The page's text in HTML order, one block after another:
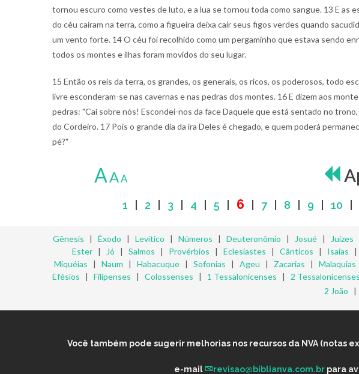
tornou escuro como vestes de luto, e a lua se tornou toda como sangue. 13 E as
do céu caíram na terra, como a figueira deixa cair seus figos verdes quando
um vento forte. 14 O céu foi recolhido como um pergaminho que estava sendo
todos os montes e ilhas foram movidos do seu lugar.
15 Então os reis da terra, os grandes, os generais, os ricos, os poderosos, todo
livre esconderam-se nas cavernas e nas pedras dos montes. 16 E dizem aos
pedras: "Caí sobre nós! Escondei-nos da face Daquele que está sentado no trono,
do Cordeiro. 17 Pois o grande dia da ira Deles é chegado, e quem poderá
pé?"
AAA
1 2 3 4 5 6 7| 8 9 10
Gênesis | Êxodo | Levítico | Números | Deuteronômio | Josué| Juízes
Ester| Jó | Salmos | Provérbios | Eclesiastes | Cânticos | Isaías |
Miquéias | Naum | Habacuque | Sofonias | Ageu | Zacarias | Malaquias
Efésios | Filipenses | Colossenses | 1 Tessalonicenses | 2 Tessalonicenses
2 João |
Você também pode sugerir melhorias nos recursos da NVA (notas
e-mail
revisao@biblianva.com.br para